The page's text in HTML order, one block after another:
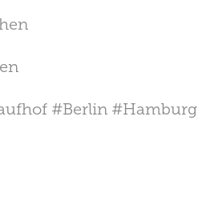
#Berlin #Hamburg